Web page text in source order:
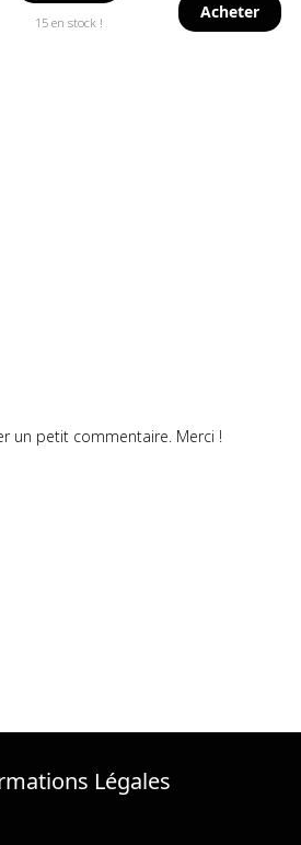
15 en stock !
Acheter
un petit commentaire. Merci !
Légales